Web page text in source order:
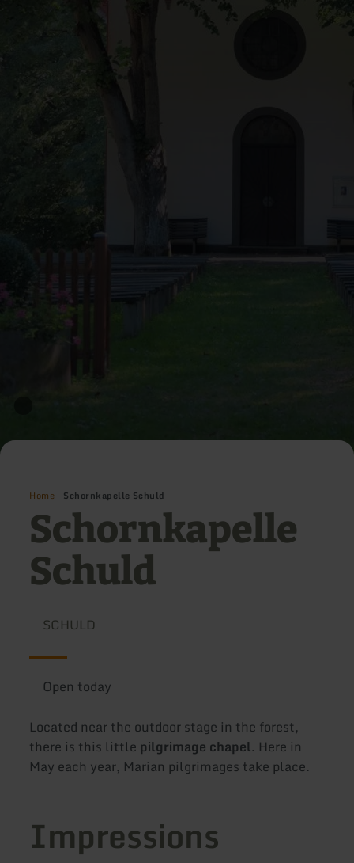
Home Schornkapelle Schuld
Schornkapelle
Schuld
SCHULD
Open today
Located near the outdoor stage in the forest,
there is this little pilgrimage chapel. Here in
May each year, Marian pilgrimages take place.
Impressions